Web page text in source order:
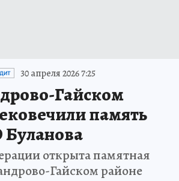
30 апреля 2026 7:25
Гайском
память
открыта памятная
Гайском районе